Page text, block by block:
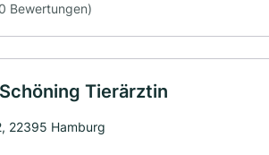
Bewertungen)
Tierärztin
22395 Hamburg